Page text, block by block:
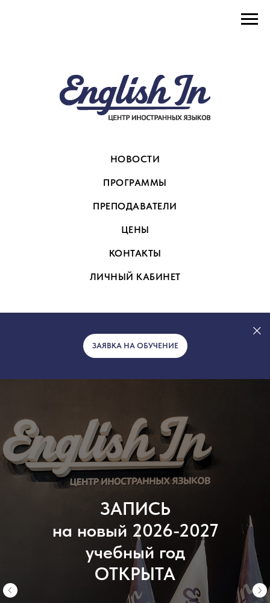
НОВОСТИ
ПРОГРАММЫ
ПРЕПОДАВАТЕЛИ
ЦЕНЫ
КОНТАКТЫ
ЛИЧНЫЙ КАБИНЕТ
ЗАЯВКА НА ОБУЧЕНИЕ
ЗАПИСЬ
на новый 2026-2027
учебный год
ОТКРЫТА